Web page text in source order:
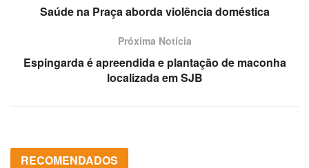
Saúde na Praça aborda violência doméstica
Próxima Notícia
Espingarda é apreendida e plantação de maconha
localizada em SJB
RECOMENDADOS